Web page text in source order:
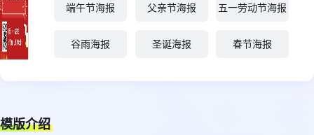
端午节海报 父亲节海报 五一劳动节海报
谷雨海报 圣诞海报 春节海报
模版介绍